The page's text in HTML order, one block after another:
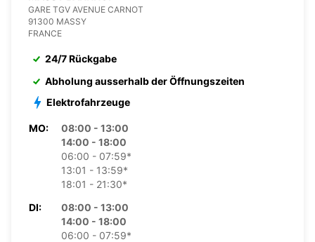
GARE TGV AVENUE CARNOT
91300 MASSY
FRANCE
24/7 Rückgabe
Abholung ausserhalb der Öffnungszeiten
Elektrofahrzeuge
MO:
08:00 - 13:00
14:00 - 18:00
06:00 - 07:59*
13:01 - 13:59*
18:01 - 21:30*
DI:
08:00 - 13:00
14:00 - 18:00
06:00 - 07:59*